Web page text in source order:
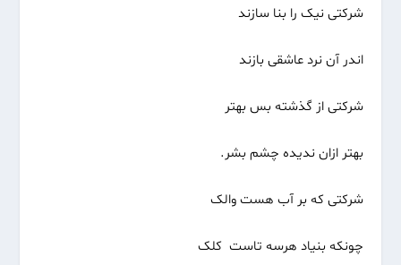
شرکتی نیک را بنا سازند
اندر آن نرد عاشقی بازند
شرکتی از گذشته بس بهتر
بهتر ازان ندیده چشم بشر.
شرکتی که بر آب هست والک
چونکه بنیاد هرسه تاست کلک